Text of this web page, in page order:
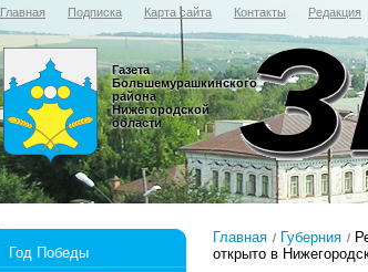
Главная Подписка Карта сайта Контакты Редакция
Газета
Большемурашкинского
района
Нижегородской
области
Год Победы
Главная Губерния
открыто в